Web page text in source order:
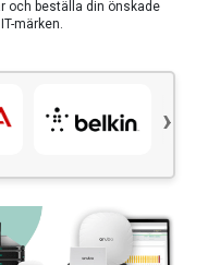
och beställa din önskade
märken.
›